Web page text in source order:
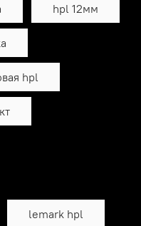
hpl 12мм
hpl
lemark hpl